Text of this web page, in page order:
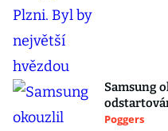
Samsung
Poggers